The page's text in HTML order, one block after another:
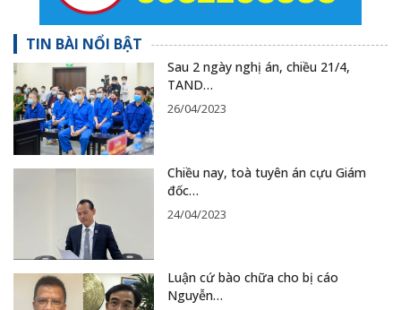
TIN BÀI NỔI BẬT
Sau 2 ngày nghị án, chiều 21/4,
TAND…
26/04/2023
Chiều nay, toà tuyên án cựu Giám
đốc…
24/04/2023
Luận cứ bào chữa cho bị cáo
Nguyễn…